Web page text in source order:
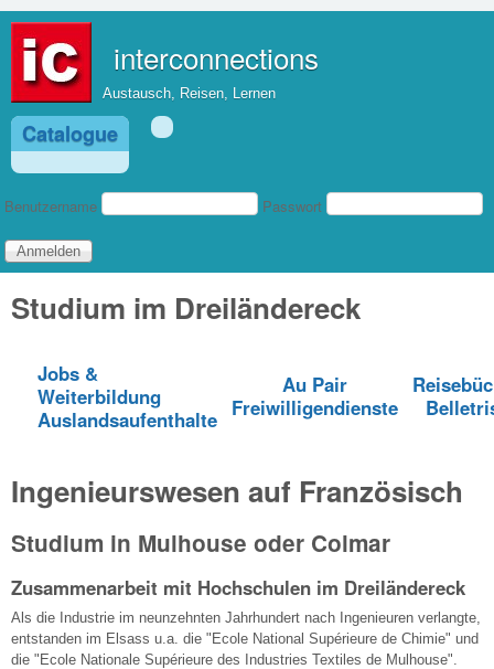
interconnections
Austausch, Reisen, Lernen
Catalogue
Benutzeranmeldung
Benutzername Passwort
Studium im Dreiländereck
Jobs &
Weiterbildung
Auslandsaufenthalte
Au Pair
Freiwilligendienste
Ingenieurswesen auf Französisch
Studium in Mulhouse oder Colmar
Zusammenarbeit mit Hochschulen im Dreiländereck
Als die Industrie im neunzehnten Jahrhundert nach Ingenieuren verlangte,
entstanden im Elsass u.a. die "Ecole National Supérieure de Chimie" und
die "Ecole Nationale Supérieure des Industries Textiles de Mulhouse".